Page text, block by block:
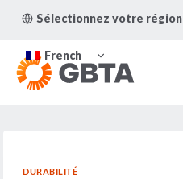
Sélectionnez votre région
French
LE
MENU
ENFANT
DURABILITÉ